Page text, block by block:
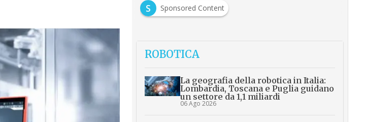
S
Sponsored Content
ROBOTICA
La geografia della robotica in Italia:
Lombardia, Toscana e Puglia guidano
un settore da 1,1 miliardi
06 Ago 2026